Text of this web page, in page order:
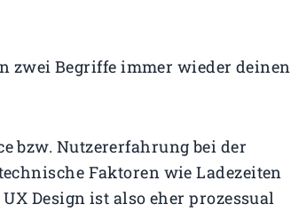
zwei Begriffe immer wieder deinen
bzw. Nutzererfahrung bei der
Faktoren wie Ladezeiten
Design ist also eher prozessual